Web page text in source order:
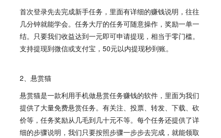
首次登录先去完成新手任务，里面有详细的赚钱说明，往往
几分钟就能学会。任务大厅的任务可随意操作，奖励一单一
结。只要我们收益达到一元即可申请提现，相当于零门槛。
支持提现到微信或支付宝，50元以内提现秒到账。
2、悬赏猫
悬赏猫是一款利用手机做悬赏任务赚钱的软件，里面为我们
提供了大量免费悬赏任务。有关注、投票、转发、下载、砍
价等，任务奖励从几毛到几十元不等。每个任务还提供了详
细的步骤说明，我们只要按照步骤一步步去完成，就能领取